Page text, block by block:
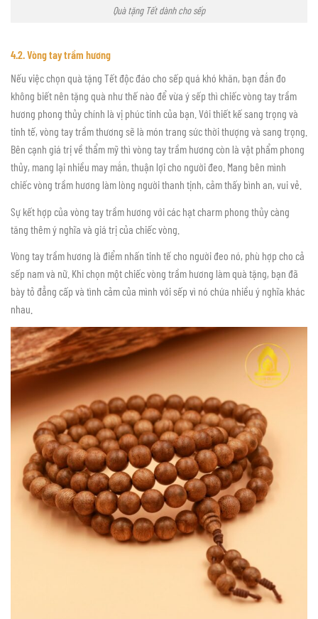
Quà tặng Tết dành cho sếp
4.2. Vòng tay trầm hương
Nếu việc chọn quà tặng Tết độc đáo cho sếp quá khó khăn, bạn đắn đo
không biết nên tặng quà như thế nào để vừa ý sếp thì chiếc vòng tay trầm
hương phong thủy chính là vị phúc tinh của bạn. Với thiết kế sang trọng và
tinh tế, vòng tay trầm thương sẽ là món trang sức thời thượng và sang trọng.
Bên cạnh giá trị về thẩm mỹ thì vòng tay trầm hương còn là vật phẩm phong
thủy, mang lại nhiều may mắn, thuận lợi cho người đeo. Mang bên mình
chiếc vòng trầm hương làm lòng người thanh tịnh, cảm thấy bình an, vui vẻ.
Sự kết hợp của vòng tay trầm hương với các hạt charm phong thủy càng
tăng thêm ý nghĩa và giá trị của chiếc vòng.
Vòng tay trầm hương là điểm nhấn tinh tế cho người đeo nó, phù hợp cho cả
sếp nam và nữ. Khi chọn một chiếc vòng trầm hương làm quà tặng, bạn đã
bày tỏ đẳng cấp và tình cảm của mình với sếp vì nó chứa nhiều ý nghĩa khác
nhau.